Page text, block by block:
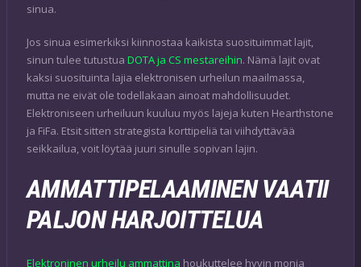
sinua.
Jos sinua esimerkiksi kiinnostaa kaikista suosituimmat lajit,
sinun tulee tutustua DOTA ja CS mestareihin. Nämä lajit ovat
kaksi suosituinta lajia elektronisen urheilun maailmassa,
mutta ne eivät ole todellakaan ainoat mahdollisuudet.
Elektroniseen urheiluun kuuluu myös lajeja kuten Hearthstone
ja FiFa. Etsit sitten strategista korttipeliä tai viihdyttävää
seikkailua, voit löytää juuri sinulle sopivan lajin.
AMMATTIPELAAMINEN VAATII
PALJON HARJOITTELUA
Elektroninen urheilu ammattina houkuttelee hyvin monia